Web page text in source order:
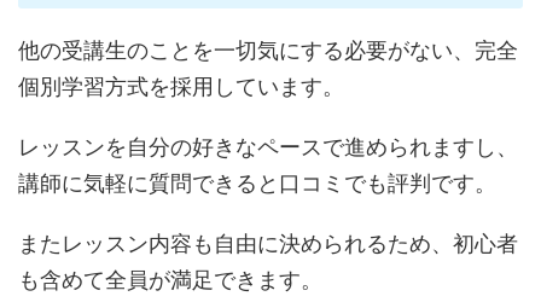
他の受講生のことを一切気にする必要がない、完全
個別学習方式を採用しています。
レッスンを自分の好きなペースで進められますし、
講師に気軽に質問できると口コミでも評判です。
またレッスン内容も自由に決められるため、初心者
も含めて全員が満足できます。